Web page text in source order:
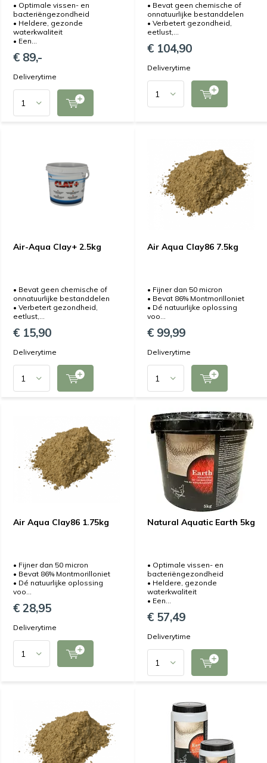
• Optimale vissen- en
bacteriëngezondheid
• Heldere, gezonde
waterkwaliteit
• Een...
€ 89,-
Deliverytime
• Bevat geen chemische of
onnatuurlijke bestanddelen
• Verbetert gezondheid,
eetlust,...
€ 104,90
Deliverytime
Air-Aqua Clay+ 2.5kg
• Bevat geen chemische of
onnatuurlijke bestanddelen
• Verbetert gezondheid,
eetlust,...
€ 15,90
Deliverytime
Air Aqua Clay86 7.5kg
• Fijner dan 50 micron
• Bevat 86% Montmorilloniet
• Dé natuurlijke oplossing
voo...
€ 99,99
Deliverytime
Air Aqua Clay86 1.75kg
• Fijner dan 50 micron
• Bevat 86% Montmorilloniet
• Dé natuurlijke oplossing
voo...
€ 28,95
Deliverytime
Natural Aquatic Earth 5kg
• Optimale vissen- en
bacteriëngezondheid
• Heldere, gezonde
waterkwaliteit
• Een...
€ 57,49
Deliverytime